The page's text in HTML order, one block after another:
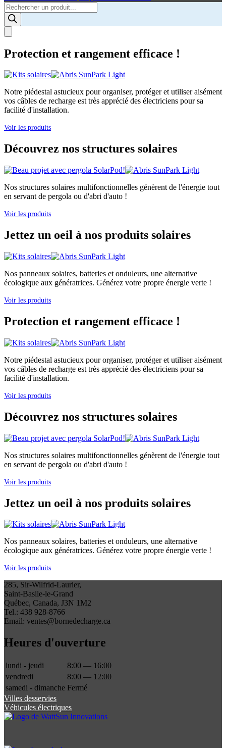
Products
search
Protection et rangement efficace !
Notre piédestal astucieux pour organiser, protéger et utiliser aisément
vos câbles de recharge est très apprécié des électriciens pour sa
facilité d'installation.
Voir les produits
Découvrez nos structures solaires
Nos structures solaires multifonctionnelles génèrent de l'énergie tout
en servant de pergola ou d'abri d'auto !
Voir les produits
Jettez un oeil à nos produits solaires
Nos panneaux solaires, batteries et onduleurs, une alternative
écologique aux génératrices. Générez votre propre énergie verte !
Voir les produits
Protection et rangement efficace !
Notre piédestal astucieux pour organiser, protéger et utiliser aisément
vos câbles de recharge est très apprécié des électriciens pour sa
facilité d'installation.
Voir les produits
Découvrez nos structures solaires
Nos structures solaires multifonctionnelles génèrent de l'énergie tout
en servant de pergola ou d'abri d'auto !
Voir les produits
Jettez un oeil à nos produits solaires
Nos panneaux solaires, batteries et onduleurs, une alternative
écologique aux génératrices. Générez votre propre énergie verte !
Voir les produits
285, Sir-Wilfrid-Laurier,
Saint-Basile-le-Grand
Québec, Canada, J3N 1M2
Tel.: 438 928-8766
Email: ventes@bornedecharge.ca
Heures d'ouverture
lundi - jeudi
8:00 — 16:00
vendredi
8:00 — 12:00
samedi - dimanche Fermé
Villes desservies
Véhicules électriques